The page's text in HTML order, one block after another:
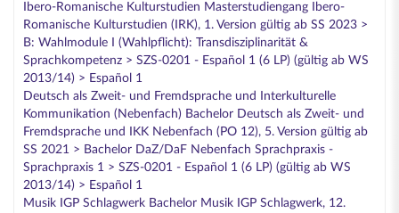
Ibero-Romanische Kulturstudien Masterstudiengang Ibero-
Romanische Kulturstudien (IRK), 1. Version gültig ab SS 2023 >
B: Wahlmodule I (Wahlpflicht): Transdisziplinarität &
Sprachkompetenz > SZS-0201 - Español 1 (6 LP) (gültig ab WS
2013/14) > Español 1
Deutsch als Zweit- und Fremdsprache und Interkulturelle
Kommunikation (Nebenfach) Bachelor Deutsch als Zweit- und
Fremdsprache und IKK Nebenfach (PO 12), 5. Version gültig ab
SS 2021 > Bachelor DaZ/DaF Nebenfach Sprachpraxis -
Sprachpraxis 1 > SZS-0201 - Español 1 (6 LP) (gültig ab WS
2013/14) > Español 1
Musik IGP Schlagwerk Bachelor Musik IGP Schlagwerk, 12.